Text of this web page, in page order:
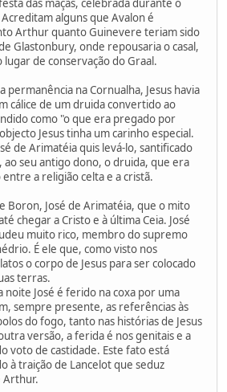
das maçãs, celebrada durante o
alguns que Avalon é
Arthur quanto Guinevere teriam sido
Glastonbury, onde repousaria o casal,
de conservação do Graal.
permanência na Cornualha, Jesus havia
cálice de um druida convertido ao
como "o que era pregado por
Jesus tinha um carinho especial.
de Arimatéia quis levá-lo, santificado
ao seu antigo dono, o druida, que era
a religião celta e a cristã.
Boron, José de Arimatéia, que o mito
chegar a Cristo e à última Ceia. José
muito rico, membro do supremo
É ele que, como visto nos
o corpo de Jesus para ser colocado
terras.
José é ferido na coxa por uma
sempre presente, as referências às
do fogo, tanto nas histórias de Jesus
versão, a ferida é nos genitais e a
voto de castidade. Este fato está
à traição de Lancelot que seduz
Arthur.